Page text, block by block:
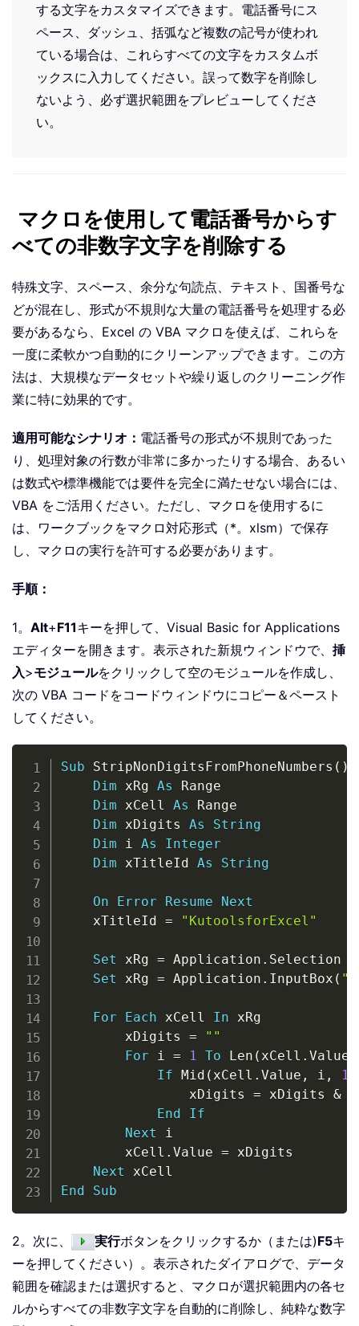
する文字をカスタマイズできます。電話番号にス
ペース、ダッシュ、括弧など複数の記号が使われ
ている場合は、これらすべての文字をカスタムボ
ックスに入力してください。誤って数字を削除し
ないよう、必ず選択範囲をプレビューしてくださ
い。
マクロを使用して電話番号からす
べての非数字文字を削除する
特殊文字、スペース、余分な句読点、テキスト、国番号な
どが混在し、形式が不規則な大量の電話番号を処理する必
要があるなら、Excel の VBA マクロを使えば、これらを
一度に柔軟かつ自動的にクリーンアップできます。この方
法は、大規模なデータセットや繰り返しのクリーニング作
業に特に効果的です。
適用可能なシナリオ： 電話番号の形式が不規則であった
り、処理対象の行数が非常に多かったりする場合、あるい
は数式や標準機能では要件を完全に満たせない場合には、
VBA をご活用ください。ただし、マクロを使用するに
は、ワークブックをマクロ対応形式（*。xlsm）で保存
し、マクロの実行を許可する必要があります。
手順：
1。 Alt+F11キーを押して、Visual Basic for Applications
エディターを開きます。表示された新規ウィンドウで、 挿
入>モジュールをクリックして空のモジュールを作成し、
次の VBA コードをコードウィンドウにコピー＆ペースト
してください。
Sub StripNonDigitsFromPhoneNumbers ( )
Dim xRg As Range
Dim xCell As Range
Dim xDigits As
String
Dim i As
Integer
Dim xTitleId As String
On Error Resume
Next
    xTitleId
= "KutoolsforExcel"
Set xRg = Application . Selection
Set xRg = Application . InputBox (
For Each xCell In xRg
        xDigits
=
""
For i = 1 To Len ( xCell . Value
If Mid ( xCell . Value , i , 1
                xDigits
= xDigits &
End
If
Next i
        xCell
. Value = xDigits
Next
End
Sub
Copy
2。次に、 実行ボタンをクリックするか（または)F5キ
ーを押してください）。表示されたダイアログで、データ
範囲を確認または選択すると、マクロが選択範囲内の各セ
ルからすべての非数字文字を自動的に削除し、純粋な数字